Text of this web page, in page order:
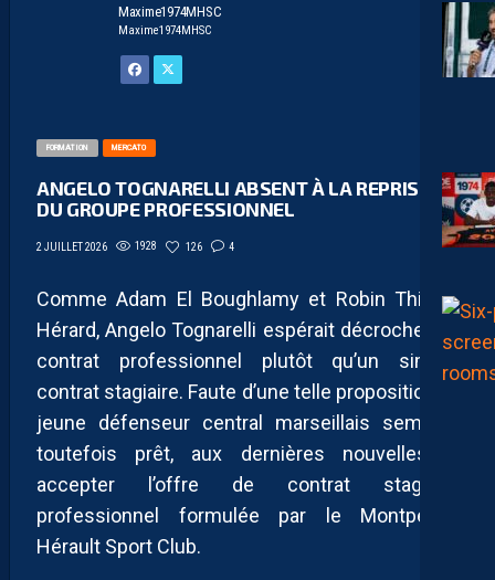
Maxime1974MHSC
Maxime1974MHSC
FORMATION MERCATO
ANGELO TOGNARELLI ABSENT À LA REPRISE
DU GROUPE PROFESSIONNEL
2 JUILLET 2026 1928 126 4
Comme Adam El Boughlamy et Robin Thiland
Hérard, Angelo Tognarelli espérait décrocher un
contrat professionnel plutôt qu’un simple
contrat stagiaire. Faute d’une telle proposition, le
jeune défenseur central marseillais semblait
toutefois prêt, aux dernières nouvelles, à
accepter l’offre de contrat stagiaire
professionnel formulée par le Montpellier
Hérault Sport Club.